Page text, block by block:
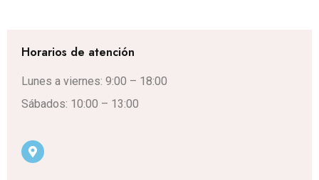
Horarios de atención
Lunes a viernes: 9:00 – 18:00
Sábados: 10:00 – 13:00